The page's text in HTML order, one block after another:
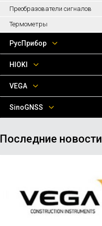
Преобразователи сигналов
Термометры
РусПрибор
HIOKI
VEGA
SinoGNSS
Последние новости